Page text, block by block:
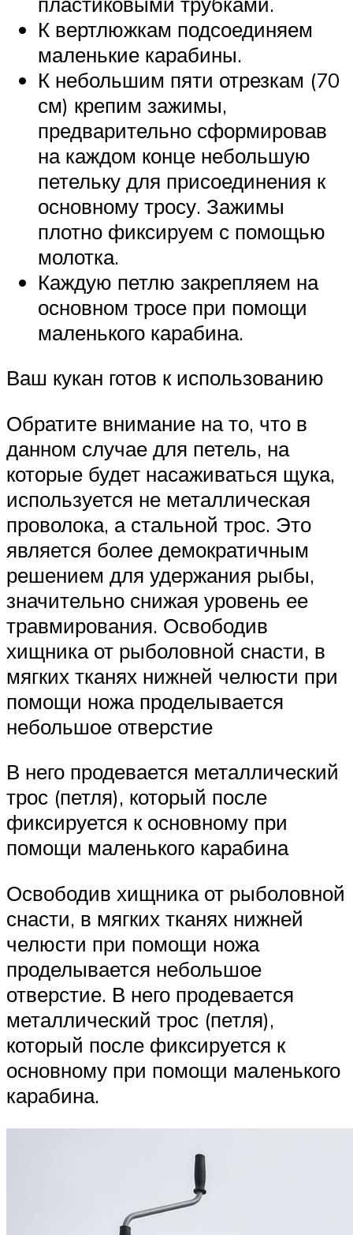
К вертлюжкам подсоединяем
маленькие карабины.
К небольшим пяти отрезкам (70
см) крепим зажимы,
предварительно сформировав
на каждом конце небольшую
петельку для присоединения к
основному тросу. Зажимы
плотно фиксируем с помощью
молотка.
Каждую петлю закрепляем на
основном тросе при помощи
маленького карабина.
Ваш кукан готов к использованию
Обратите внимание на то, что в
данном случае для петель, на
которые будет насаживаться щука,
используется не металлическая
проволока, а стальной трос. Это
является более демократичным
решением для удержания рыбы,
значительно снижая уровень ее
травмирования. Освободив
хищника от рыболовной снасти, в
мягких тканях нижней челюсти при
помощи ножа проделывается
небольшое отверстие
В него продевается металлический
трос (петля), который после
фиксируется к основному при
помощи маленького карабина
Освободив хищника от рыболовной
снасти, в мягких тканях нижней
челюсти при помощи ножа
проделывается небольшое
отверстие. В него продевается
металлический трос (петля),
который после фиксируется к
основному при помощи маленького
карабина.